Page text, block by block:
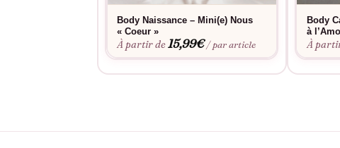
Body Naissance – Mini(e) Nous
« Coeur »
À partir de15,99€ / par article
Body
à
À